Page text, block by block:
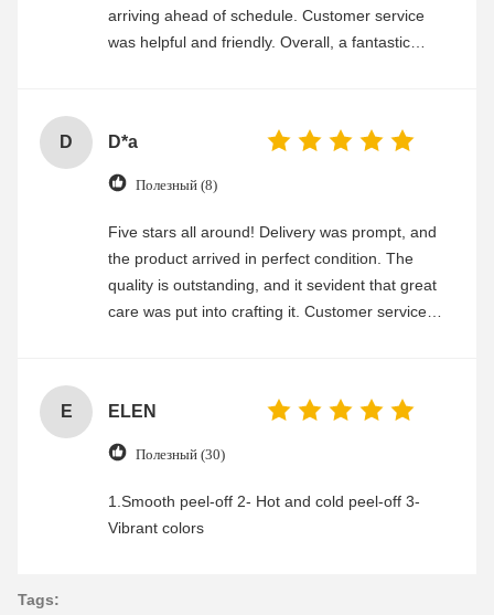
arriving ahead of schedule. Customer service
was helpful and friendly. Overall, a fantastic
D D*a
Полезный (8)
Five stars all around! Delivery was prompt, and
the product arrived in perfect condition. The
quality is outstanding, and it sevident that great
care was put into crafting it. Customer service
E ELEN
Полезный (30)
1.Smooth peel-off 2- Hot and cold peel-off 3-
Vibrant colors
Tags: